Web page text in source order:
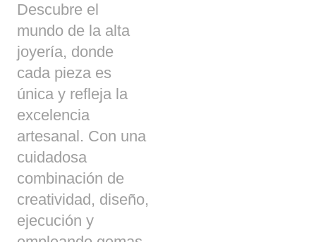
Descubre el
mundo de la alta
joyería, donde
cada pieza es
única y refleja la
excelencia
artesanal. Con una
cuidadosa
combinación de
creatividad, diseño,
ejecución y